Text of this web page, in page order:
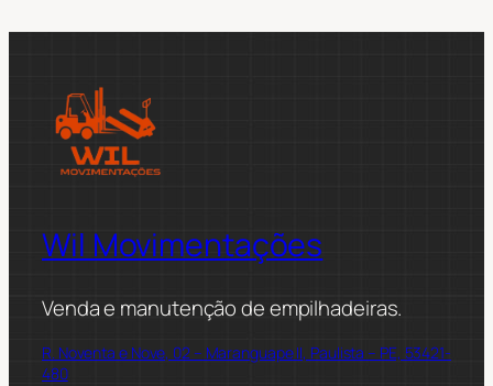
Wil Movimentações
Venda e manutenção de empilhadeiras.
R. Noventa e Nove, 02 – Maranguape II, Paulista – PE, 53421-
480